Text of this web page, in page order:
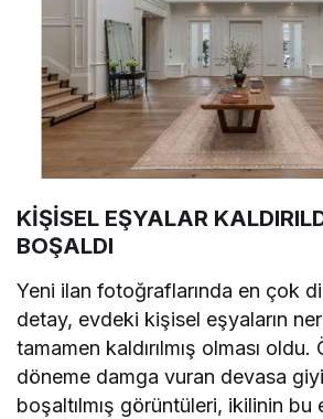
KİŞİSEL EŞYALAR
BOŞALDI
Yeni ilan fotoğraflarında en çok
detay, evdeki kişisel eşyaların
tamamen kaldırılmış olması
döneme damga vuran devasa
boşaltılmış görüntüleri, ikilinin bu